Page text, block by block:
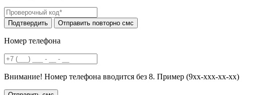
Номер телефона
Внимание! Номер телефона вводится без 8. Пример (9хх-ххх-хх-хх)